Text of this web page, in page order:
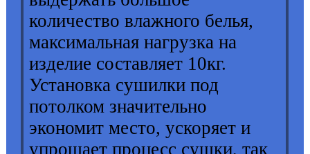
количество влажного белья,
максимальная нагрузка на
изделие составляет 10кг.
Установка сушилки под
потолком значительно
экономит место, ускоряет и
упрощает процесс сушки, так